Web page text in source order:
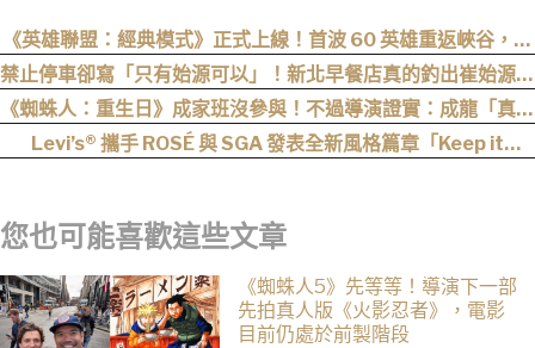
《英雄聯盟：經典模式》正式上線！首波 60 英雄重返峽谷，阿
卡莉、凱能、慎下一波加入
禁止停車卻寫「只有始源可以」！新北早餐店真的釣出崔始源本
尊朝聖
《蜘蛛人：重生日》成家班沒參與！不過導演證實：成龍「真的
有來片場」
Levi’s® 攜手 ROSÉ 與 SGA 發表全新風格篇章「Keep it
您也可能喜歡這些文章
《蜘蛛人5》先等等！導演下一部
先拍真人版《火影忍者》，電影
目前仍處於前製階段